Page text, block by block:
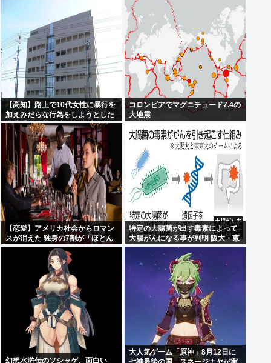
【高知】路上で10代女性に暴行を
加えみだらな行為をしようとした
農業手伝いの38歳男を逮捕…男は
7月にも下半身露出の疑いで逮
捕・起訴
コロンビアでマグニチュード7.4の
大地震
【恋愛】アメリカ社会からロマン
スが消えた 独身の7割が「ほとん
どデートしない」 日本でも静かに
進みつつある”恋愛不況”
特定の大腸菌が出す毒素によって
大腸がんになる事が判明 阪大・東
大チーム
幻想水滸伝のソシャゲ、面白い
大人気ゲーム「原神」8月12日に